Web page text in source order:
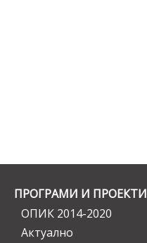
ПРОГРАМИ И ПРОЕКТИ
ОПИК 2014-2020
Актуално